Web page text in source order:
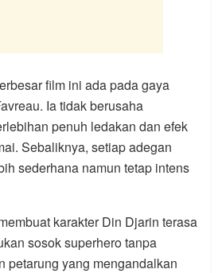
film ini ada pada gaya
Ia tidak berusaha
penuh ledakan dan efek
Sebaliknya, setiap adegan
sederhana namun tetap intens
karakter Din Djarin terasa
sosok superhero tanpa
petarung yang mengandalkan